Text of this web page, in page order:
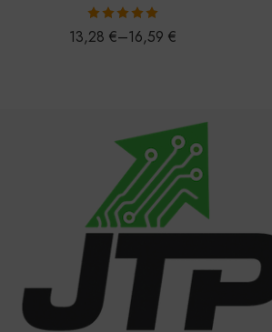
Ocijenjeno
5.00od 5
13,28 €–16,59 €